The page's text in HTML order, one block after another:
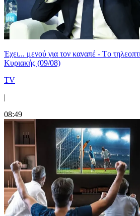
Έχει... μενού για τον καναπέ - Tο
Κυριακής (09/08)
TV
|
08:49